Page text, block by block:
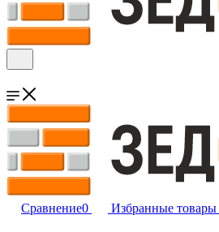
Сравнение0 Избранные товары